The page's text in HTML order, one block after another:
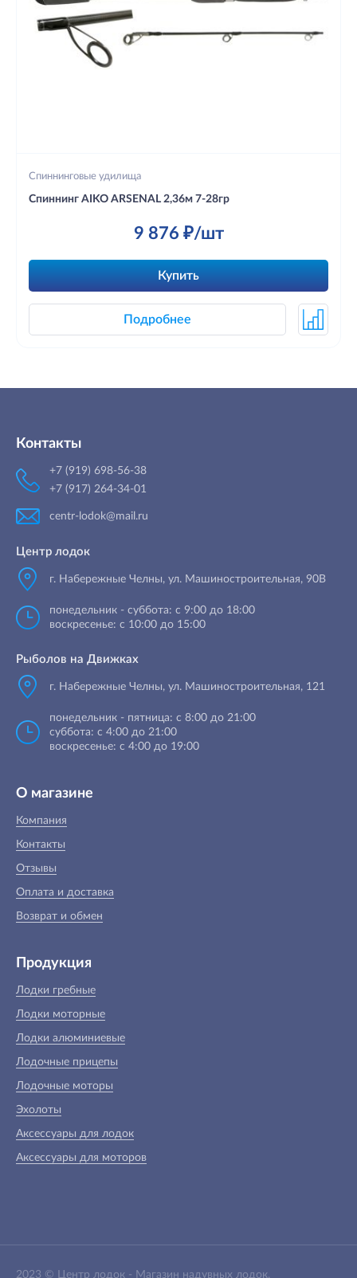
Спиннинговые удилища
Спиннинг AIKO ARSENAL 2,36м 7-28гр
9 876 ₽/шт
Купить
Подробнее
Контакты
+7 (919) 698-56-38
+7 (917) 264-34-01
centr-lodok@mail.ru
Центр лодок
г. Набережные Челны, ул. Машиностроительная, 90B
понедельник - суббота: с 9:00 до 18:00
воскресенье: с 10:00 до 15:00
Рыболов на Движках
г. Набережные Челны, ул. Машиностроительная, 121
понедельник - пятница: с 8:00 до 21:00
суббота: с 4:00 до 21:00
воскресенье: с 4:00 до 19:00
О магазине
Компания
Контакты
Отзывы
Оплата и доставка
Возврат и обмен
Продукция
Лодки гребные
Лодки моторные
Лодки алюминиевые
Лодочные прицепы
Лодочные моторы
Эхолоты
Аксессуары для лодок
Аксессуары для моторов
2023 © Центр лодок - Магазин надувных лодок,